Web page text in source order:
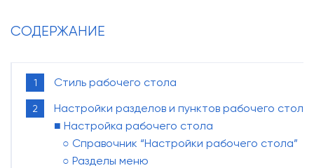
СОДЕРЖАНИЕ
Стиль рабочего стола
Настройки разделов и пунктов рабочего стола
■ Настройка рабочего стола
○ Справочник “Настройки рабочего стола”
○ Разделы меню